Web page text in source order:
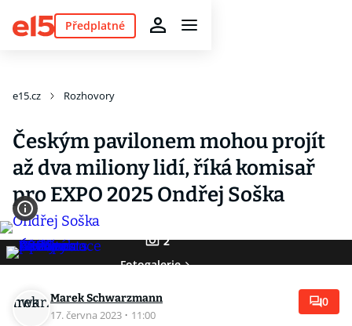
Předplatné
e15.cz Rozhovory
Českým pavilonem mohou projít
až dva miliony lidí, říká komisař
pro EXPO 2025 Ondřej Soška
2
Fotogalerie
Marek Schwarzmann
17. června 2023 · 11:00
0